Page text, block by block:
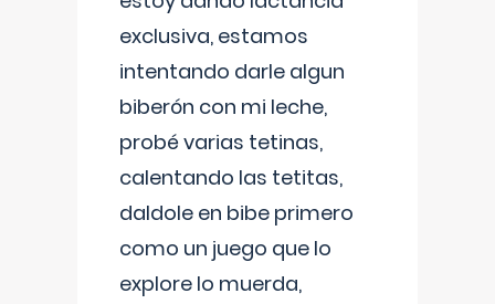
exclusiva, estamos
intentando darle algun
biberón con mi leche,
probé varias tetinas,
calentando las tetitas,
daldole en bibe primero
como un juego que lo
explore lo muerda,